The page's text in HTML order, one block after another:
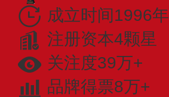
成立时间1996年
注册资本4颗星
关注度39万+
品牌得票8万+